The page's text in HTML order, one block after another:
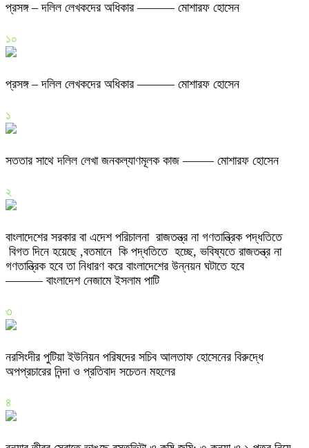
প্রসঙ্গ – দলিল লেখকদের অধিকার ——— মোশারফ হোসেন
১০
প্রসঙ্গ – দলিল লেখকদের অধিকার ——— মোশারফ হোসেন
১
সততার সাথে দলিল লেখা জনকল্যাণমূলক কাজ ——– মোশারফ হোসেন
২
বাংলাদেশের সরকার বা এদেশ পরিচালনা রাজতন্ত্র না গণতান্ত্রিক পদ্ধতিতে
বিগত দিনে হয়েছে ,বতমানে কি পদ্ধতিতে হচ্ছে, ভবিষ্যতে রাজতন্ত্র না
গণতান্ত্রিক হবে তা নিধারণ করে বাংলাদেশের উন্নয়ন ঘটাতে হবে
——— বাংলাদেশ নেজামে ইসলাম পাটি
৩
নরসিংদীর পুটিয়া ইউনিয়ন পরিষদের সচিব আলতাফ হোসেনের বিরুদ্ধে
অপপ্রচারের নিন্দা ও প্রতিবাদ সচেতন মহলের
৪